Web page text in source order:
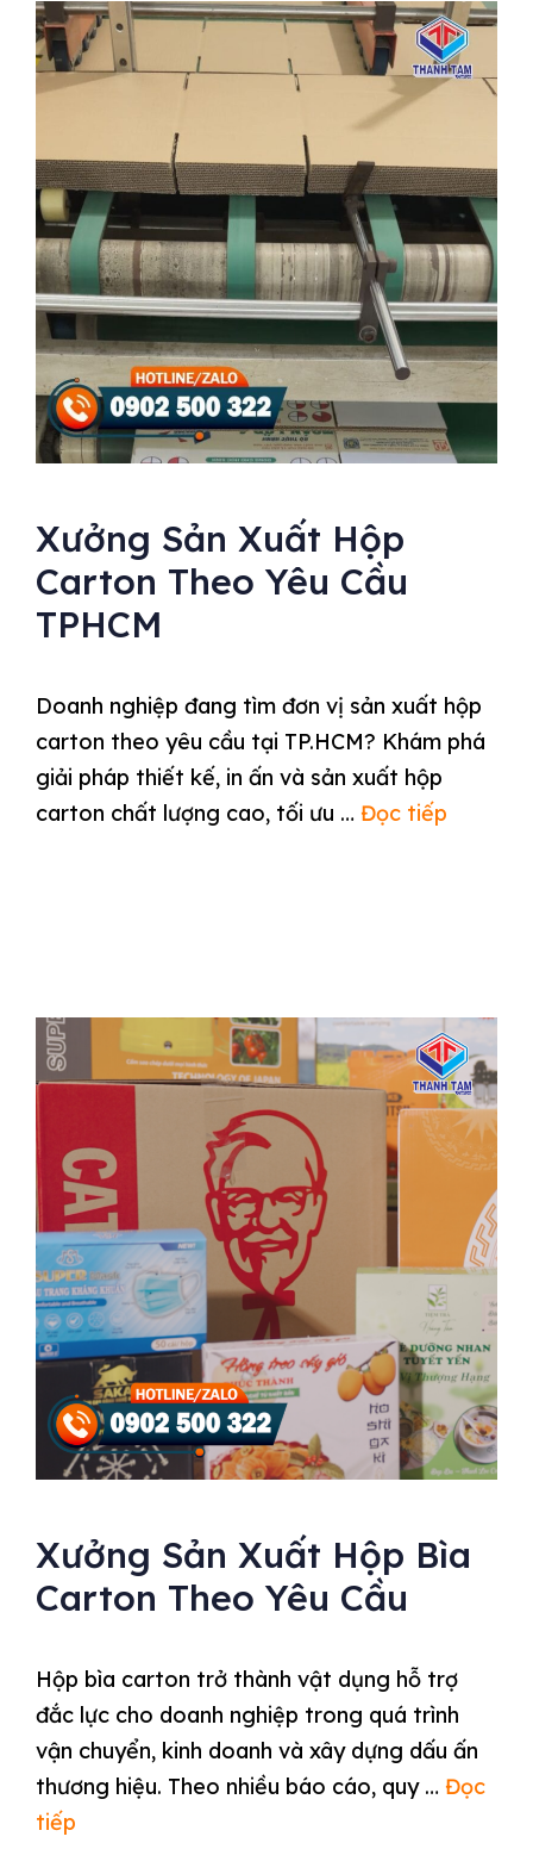
Xưởng Sản Xuất Hộp
Carton Theo Yêu Cầu
TPHCM
Doanh nghiệp đang tìm đơn vị sản xuất hộp
carton theo yêu cầu tại TP.HCM? Khám phá
giải pháp thiết kế, in ấn và sản xuất hộp
carton chất lượng cao, tối ưu … Đọc tiếp
Xưởng Sản Xuất Hộp Bìa
Carton Theo Yêu Cầu
Hộp bìa carton trở thành vật dụng hỗ trợ
đắc lực cho doanh nghiệp trong quá trình
vận chuyển, kinh doanh và xây dựng dấu ấn
thương hiệu. Theo nhiều báo cáo, quy … Đọc
tiếp